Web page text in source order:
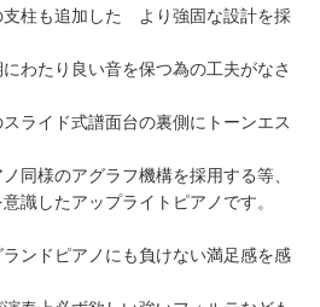
支柱も追加した より強固な設計を採
わたり良い音を保つ為の工夫がなさ
ライド式譜面台の裏側にトーンエス
同様のアグラフ機構を採用する等、
識したアップライトピアノです。
ンドピアノにも負けない満足感を感